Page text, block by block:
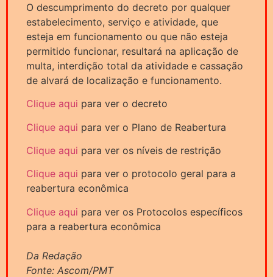
O descumprimento do decreto por qualquer
estabelecimento, serviço e atividade, que
esteja em funcionamento ou que não esteja
permitido funcionar, resultará na aplicação de
multa, interdição total da atividade e cassação
de alvará de localização e funcionamento.
Clique aqui para ver o decreto
Clique aqui para ver o Plano de Reabertura
Clique aqui para ver os níveis de restrição
Clique aqui para ver o protocolo geral para a
reabertura econômica
Clique aqui para ver os Protocolos específicos
para a reabertura econômica
Da Redação
Fonte: Ascom/PMT